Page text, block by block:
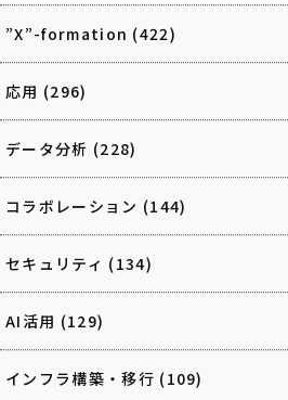
”X”-formation (422)
応用 (296)
データ分析 (228)
コラボレーション (144)
セキュリティ (134)
AI活用 (129)
インフラ構築・移行 (109)